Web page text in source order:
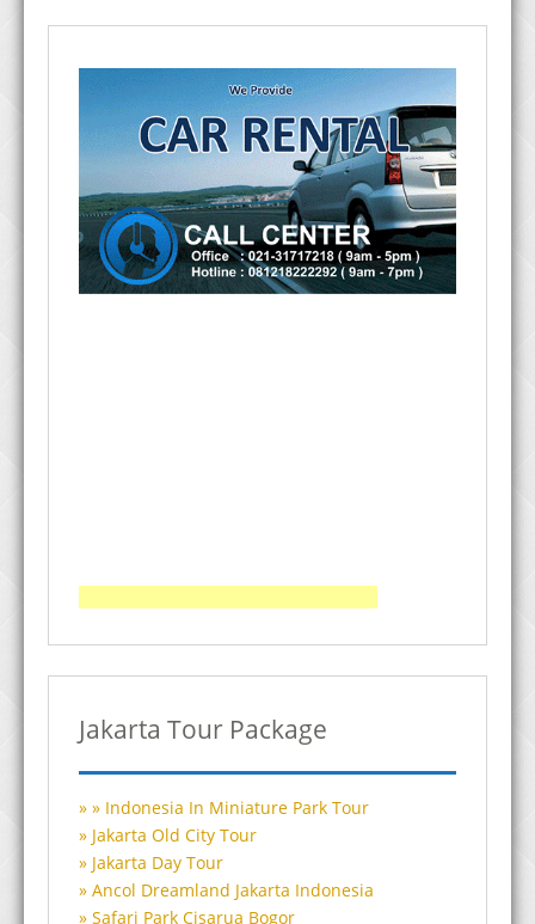
Jakarta Tour Package
Indonesia In Miniature Park Tour
Jakarta Old City Tour
Jakarta Day Tour
Ancol Dreamland Jakarta Indonesia
Safari Park Cisarua Bogor